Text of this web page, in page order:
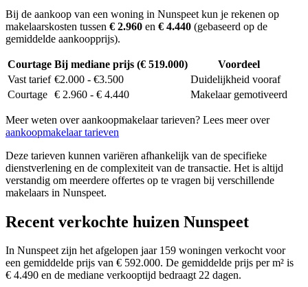
Bij de aankoop van een woning in Nunspeet kun je rekenen op
makelaarskosten tussen € 2.960 en € 4.440 (gebaseerd op de
gemiddelde aankoopprijs).
Courtage Bij mediane prijs (€ 519.000)
Voordeel
Vast tarief €2.000 - €3.500
Duidelijkheid vooraf
Courtage € 2.960 - € 4.440 Makelaar gemotiveerd
Meer weten over aankoopmakelaar tarieven? Lees meer over
aankoopmakelaar tarieven
Deze tarieven kunnen variëren afhankelijk van de specifieke
dienstverlening en de complexiteit van de transactie. Het is altijd
verstandig om meerdere offertes op te vragen bij verschillende
makelaars in Nunspeet.
Recent verkochte huizen Nunspeet
In Nunspeet zijn het afgelopen jaar 159 woningen verkocht voor
een gemiddelde prijs van € 592.000. De gemiddelde prijs per m² is
€ 4.490 en de mediane verkooptijd bedraagt 22 dagen.